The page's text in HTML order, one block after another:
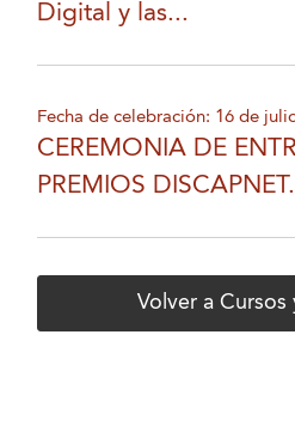
Digital y las...
Fecha de celebración: 16 de
CEREMONIA DE
PREMIOS
Volver a Cursos